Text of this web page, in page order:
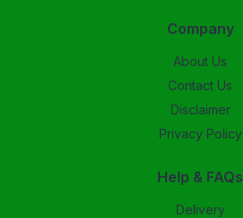
Company
About Us
Contact Us
Disclaimer
Privacy Policy
Help & FAQs
Delivery